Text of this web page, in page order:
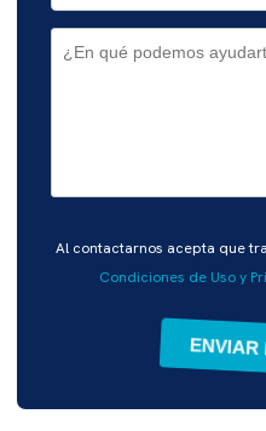
favor,
Al contactarnos acepta que
Condiciones de Uso y